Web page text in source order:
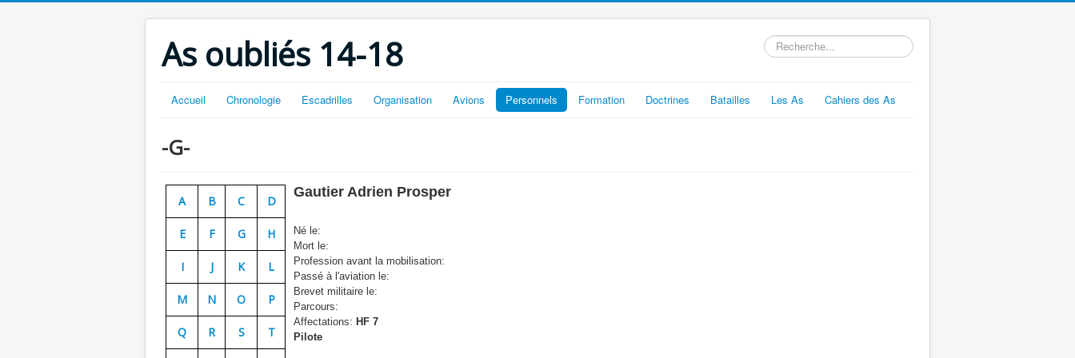
As oubliés 14-18 Rechercher
Accueil Chronologie Escadrilles Organisation Avions Personnels Formation Doctrines Batailles Les As Cahiers des As
-G-
A B C D
E F G H
I J K L
M N O P
Q R S T
Gautier Adrien Prosper
Né le:
Mort le:
Profession avant la mobilisation:
Passé à l'aviation le:
Brevet militaire le:
Parcours:
Affectations: HF 7
Pilote